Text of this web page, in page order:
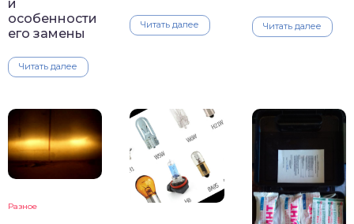
и
особенности
его замены
Читать далее
Читать далее Читать далее
Разное